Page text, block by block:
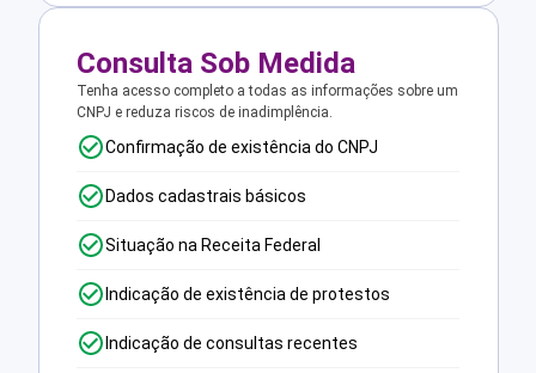
Consulta Sob Medida
Tenha acesso completo a todas as informações sobre um
CNPJ e reduza riscos de inadimplência.
Confirmação de existência do CNPJ
Dados cadastrais básicos
Situação na Receita Federal
Indicação de existência de protestos
Indicação de consultas recentes